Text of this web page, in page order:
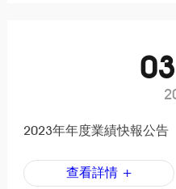
2023年年度業績快報公告
查看詳情 +